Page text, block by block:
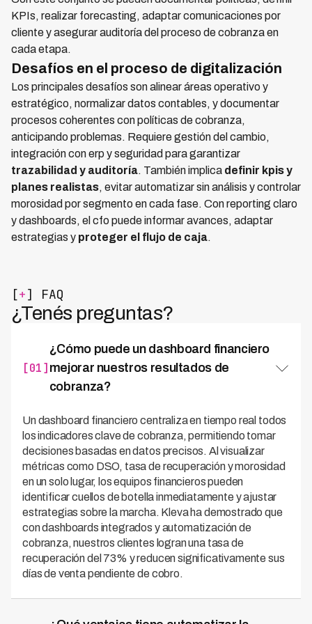
KPIs, realizar forecasting, adaptar comunicaciones por
cliente y asegurar auditoría del proceso de cobranza en
cada etapa.
Desafíos en el proceso de digitalización
Los principales desafíos son alinear áreas operativo y
estratégico, normalizar datos contables, y documentar
procesos coherentes con políticas de cobranza,
anticipando problemas. Requiere gestión del cambio,
integración con erp y seguridad para garantizar
trazabilidad y auditoría. También implica definir kpis y
planes realistas, evitar automatizar sin análisis y controlar
morosidad por segmento en cada fase. Con reporting claro
y dashboards, el cfo puede informar avances, adaptar
estrategias y proteger el flujo de caja.
[+] FAQ
¿Tenés preguntas?
[01]
¿Cómo puede un dashboard financiero
mejorar nuestros resultados de
cobranza?
Un dashboard financiero centraliza en tiempo real todos
los indicadores clave de cobranza, permitiendo tomar
decisiones basadas en datos precisos. Al visualizar
métricas como DSO, tasa de recuperación y morosidad
en un solo lugar, los equipos financieros pueden
identificar cuellos de botella inmediatamente y ajustar
estrategias sobre la marcha. Kleva ha demostrado que
con dashboards integrados y automatización de
cobranza, nuestros clientes logran una tasa de
recuperación del 73% y reducen significativamente sus
días de venta pendiente de cobro.